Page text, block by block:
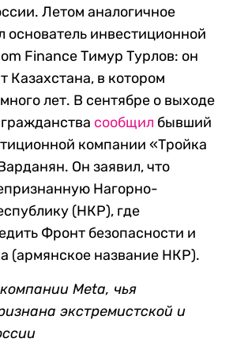
Летом аналогичное
основатель инвестиционной
Finance Тимур Турлов: он
Казахстана, в котором
лет. В сентябре о выходе
сообщил бывший
компании «Тройка
Он заявил, что
Нагорно-
(НКР), где
Фронт безопасности и
(армянское название НКР).
Meta, чья
экстремистской и